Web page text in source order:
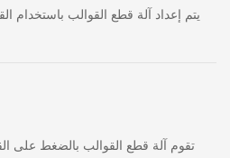
يتم إعداد آلة قطع القوالب باستخدام
تقوم آلة قطع القوالب بالضغط على